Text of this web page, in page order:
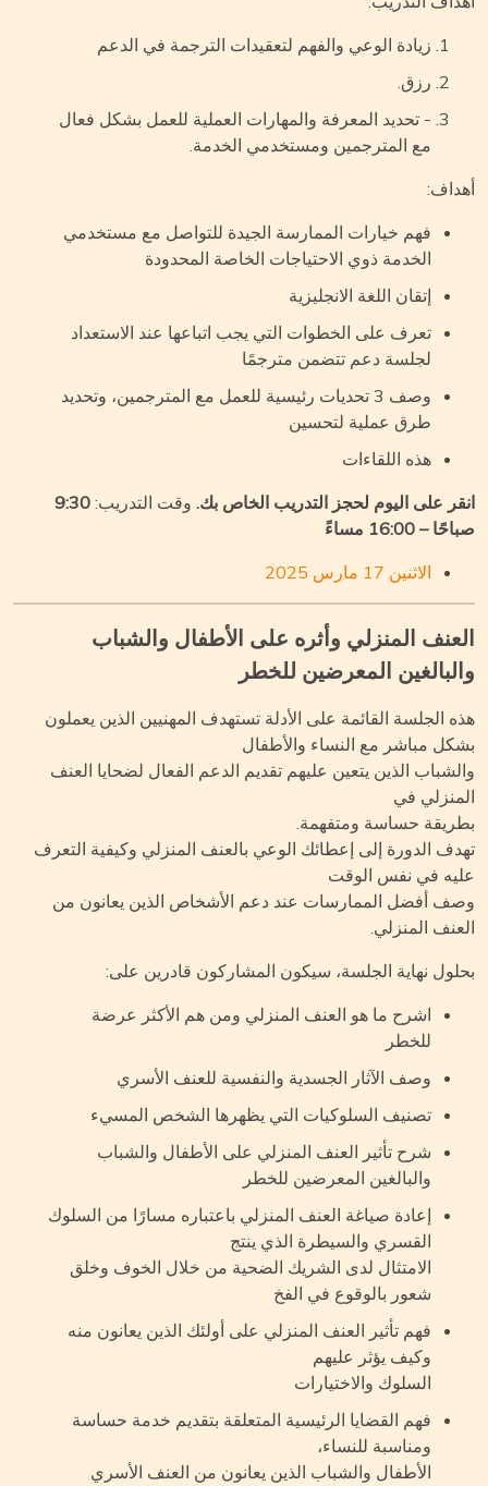
زيادة الوعي والفهم لتعقيدات الترجمة في الدعم
رزق.
- تحديد المعرفة والمهارات العملية للعمل بشكل فعال
مع المترجمين ومستخدمي الخدمة.
فهم خيارات الممارسة الجيدة للتواصل مع مستخدمي
الخدمة ذوي الاحتياجات الخاصة المحدودة
إتقان اللغة الانجليزية
تعرف على الخطوات التي يجب اتباعها عند الاستعداد
لجلسة دعم تتضمن مترجمًا
وصف 3 تحديات رئيسية للعمل مع المترجمين، وتحديد
طرق عملية لتحسين
هذه اللقاءات
على اليوم لحجز التدريب الخاص بك. وقت التدريب:9:30
– 16:00 مساءً
الاثنين 17 مارس 2025
المنزلي وأثره على الأطفال والشباب
المعرضين للخطر
الجلسة القائمة على الأدلة تستهدف المهنيين الذين يعملون
مباشر مع النساء والأطفال
الذين يتعين عليهم تقديم الدعم الفعال لضحايا العنف
في
حساسة ومتفهمة.
الدورة إلى إعطائك الوعي بالعنف المنزلي وكيفية التعرف
في نفس الوقت
أفضل الممارسات عند دعم الأشخاص الذين يعانون من
المنزلي.
نهاية الجلسة، سيكون المشاركون قادرين على:
اشرح ما هو العنف المنزلي ومن هم الأكثر عرضة
للخطر
وصف الآثار الجسدية والنفسية للعنف الأسري
تصنيف السلوكيات التي يظهرها الشخص المسيء
شرح تأثير العنف المنزلي على الأطفال والشباب
والبالغين المعرضين للخطر
إعادة صياغة العنف المنزلي باعتباره مسارًا من السلوك
القسري والسيطرة الذي ينتج
الامتثال لدى الشريك الضحية من خلال الخوف وخلق
شعور بالوقوع في الفخ
فهم تأثير العنف المنزلي على أولئك الذين يعانون منه
وكيف يؤثر عليهم
السلوك والاختيارات
فهم القضايا الرئيسية المتعلقة بتقديم خدمة حساسة
ومناسبة للنساء،
الأطفال والشباب الذين يعانون من العنف الأسري